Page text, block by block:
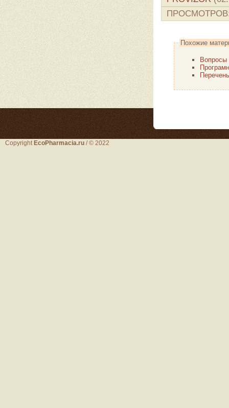
ПРОСМОТРОВ
Похожие
Вопросы
Copyright EcoPharmacia.ru / © 2022